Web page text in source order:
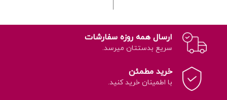
آپارتمانی و سبزیجات. استریل
و عاری از آفات و بیماری‌ها.
آماده مصرف بدون نیاز به
ترکیب اضافی.
جلوگیری از پوسیدگی ریشه.
مناسب برای ترکیب با خاک گلدانارسال همه روزه سفارشات
سریع بدستتان میرسد.
خرید مطمئن
با اطمینان خرید کنید.